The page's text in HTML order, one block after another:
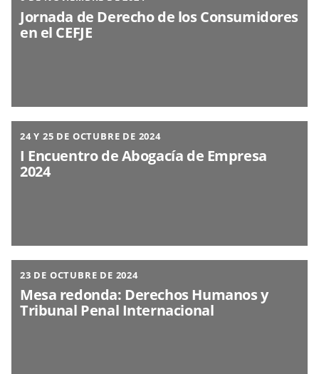
Jornada de Derecho de los Consumidores
en el CEFJE
24 Y 25 DE OCTUBRE DE 2024
I Encuentro de Abogacía de Empresa
2024
23 DE OCTUBRE DE 2024
Mesa redonda: Derechos Humanos y
Tribunal Penal Internacional